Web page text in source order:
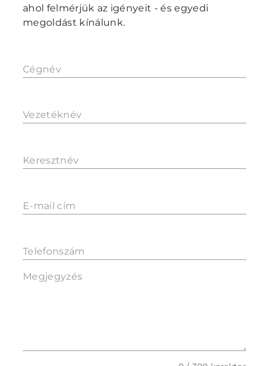
ahol felmérjük az igényeit - és egyedi
megoldást kínálunk.
Cégnév
Vezetéknév
Keresztnév
E-mail cím
Telefonszám
Megjegyzés